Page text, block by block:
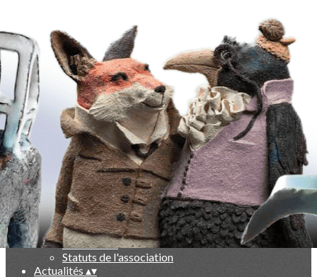
Exporter toutes les colonnes
Exporter uniquement les colonnes affichées
Menu
Ajoutez un logo, un bouton, des réseaux sociaux
Cliquez pour éditer
-
Qui sommes nous ?▴▾
Présentation
Le livre des 10 ans
Partenaires
Statuts de l'association
Actualités ▴▾